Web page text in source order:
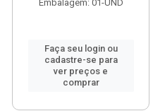
Embalagem: 01-UND
Faça seu login ou
cadastre-se para
ver preços e
comprar